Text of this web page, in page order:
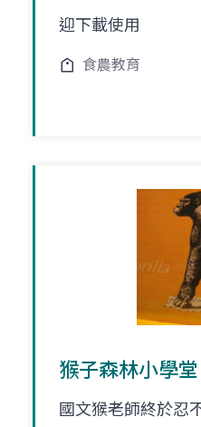
迎下載使用
食農教育
猴子森林小學堂
國文猴老師終於忍